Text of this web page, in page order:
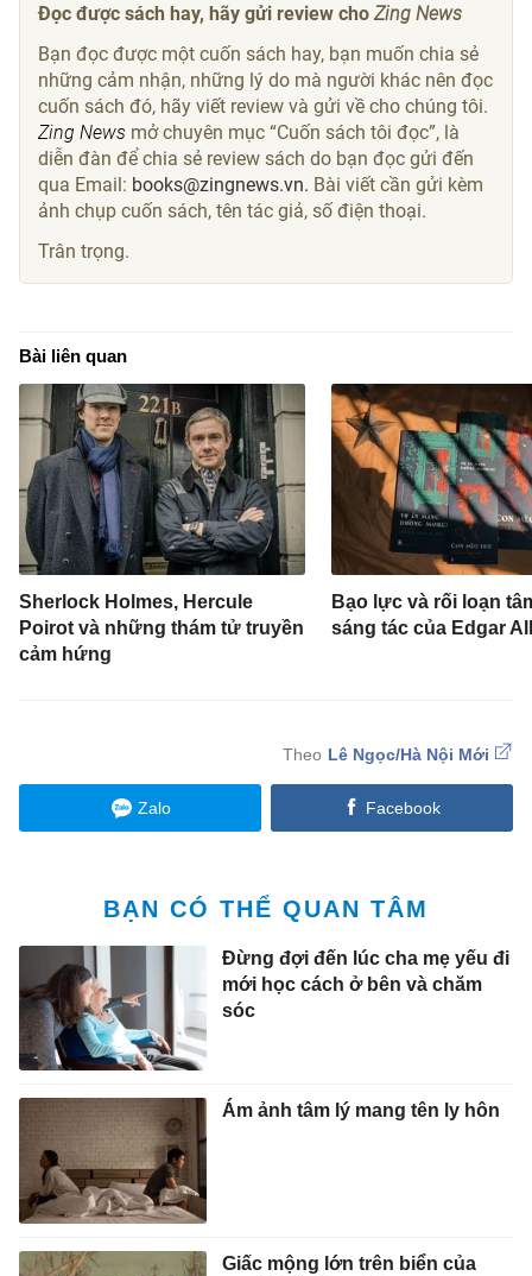
Đọc được sách hay, hãy gửi review cho Zing News
Bạn đọc được một cuốn sách hay, bạn muốn chia sẻ
những cảm nhận, những lý do mà người khác nên đọc
cuốn sách đó, hãy viết review và gửi về cho chúng tôi.
Zing News mở chuyên mục “Cuốn sách tôi đọc”, là
diễn đàn để chia sẻ review sách do bạn đọc gửi đến
qua Email: books@zingnews.vn. Bài viết cần gửi kèm
ảnh chụp cuốn sách, tên tác giả, số điện thoại.
Trân trọng.
Bài liên quan
Sherlock Holmes, Hercule
Poirot và những thám tử truyền
cảm hứng
Bạo lực và rối loạn
sáng tác của Edgar
Lê Ngọc/Hà Nội Mới
Zalo Facebook
BẠN CÓ THỂ QUAN TÂM
Đừng đợi đến lúc cha mẹ yếu đi
mới học cách ở bên và chăm
sóc
Ám ảnh tâm lý mang tên ly hôn
Giấc mộng lớn trên biển của